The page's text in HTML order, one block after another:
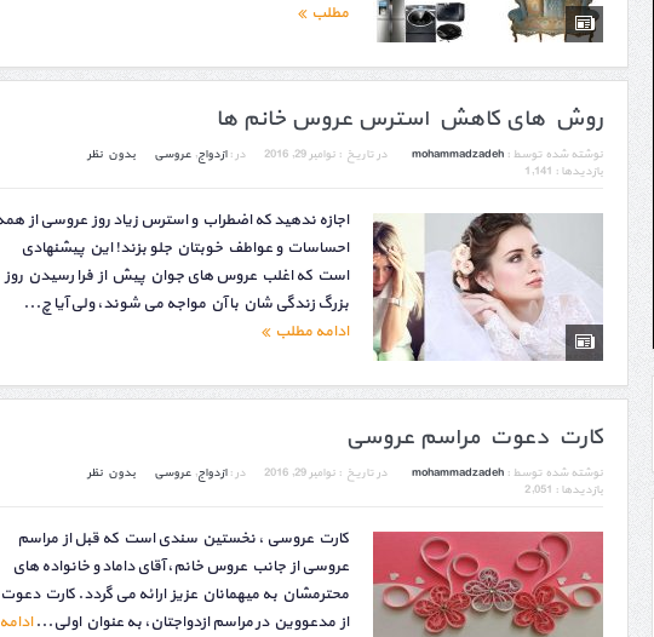
مطلب
روش های کاهش استرس عروس خانم ها
نوشته شده توسط : mohammadzadeh در تاریخ : نوامبر 29, 2016 در :ازدواج, عروسی
بدون نظر
بازدیدها : 1,141
اجازه ندهید که اضطراب و استرس زیاد روز عروسی از
احساسات و عواطف خوبتان جلو بزند! این پیشنهادی
است که اغلب عروس های جوان پیش از فرا رسیدن روز
بزرگ زندگی شان با آن مواجه می شوند، ولی آیا چ...
ادامه مطلب
کارت دعوت مراسم عروسی
نوشته شده توسط : mohammadzadeh در تاریخ : نوامبر 29, 2016 در :ازدواج, عروسی
بدون نظر
بازدیدها : 2,051
کارت عروسی ، نخستین سندی است كه قبل از مراسم
عروسی از جانب عروس خانم، آقای داماد و خانواده های
محترمشان به میهمانان عزیز ارائه می گردد. كارت دعوت
از مدعووین در مراسم ازدواجتان، به عنوان اولی...ادامه